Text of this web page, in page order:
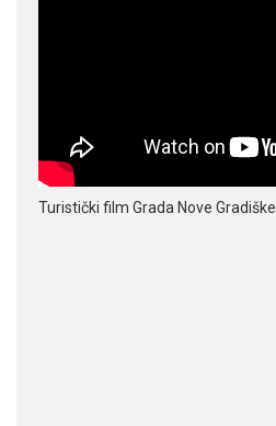
Turistički film Grada Nove Gradiške